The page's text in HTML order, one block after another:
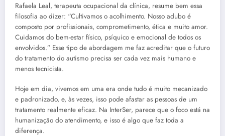
Rafaela Leal, terapeuta ocupacional da clínica, resume bem essa
filosofia ao dizer: “Cultivamos o acolhimento. Nosso adubo é
composto por profissionais, comprometimento, ética e muito amor.
Cuidamos do bem-estar físico, psíquico e emocional de todos os
envolvidos.” Esse tipo de abordagem me faz acreditar que o futuro
do tratamento do autismo precisa ser cada vez mais humano e
menos tecnicista.
Hoje em dia, vivemos em uma era onde tudo é muito mecanizado
e padronizado, e, às vezes, isso pode afastar as pessoas de um
tratamento realmente eficaz. Na InterSer, parece que o foco está na
humanização do atendimento, e isso é algo que faz toda a
diferença.